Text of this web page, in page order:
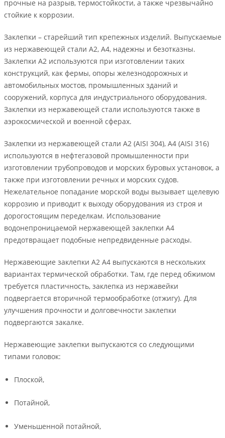
прочные на разрыв, термостойкости, а также чрезвычайно
стойкие к коррозии.
Заклепки – старейший тип крепежных изделий. Выпускаемые
из нержавеющей стали А2, А4, надежны и безотказны.
Заклепки А2 используются при изготовлении таких
конструкций, как фермы, опоры железнодорожных и
автомобильных мостов, промышленных зданий и
сооружений, корпуса для индустриального оборудования.
Заклепки из нержавеющей стали используются также в
аэрокосмической и военной сферах.
Заклепки из нержавеющей стали А2 (AISI 304), А4 (AISI 316)
используются в нефтегазовой промышленности при
изготовлении трубопроводов и морских буровых установок, а
также при изготовлении речных и морских судов.
Нежелательное попадание морской воды вызывает щелевую
коррозию и приводит к выходу оборудования из строя и
дорогостоящим переделкам. Использование
водонепроницаемой нержавеющей заклепки А4
предотвращает подобные непредвиденные расходы.
Нержавеющие заклепки А2 А4 выпускаются в нескольких
вариантах термической обработки. Там, где перед обжимом
требуется пластичность, заклепка из нержавейки
подвергается вторичной термообработке (отжигу). Для
улучшения прочности и долговечности заклепки
подвергаются закалке.
Нержавеющие заклепки выпускаются со следующими
типами головок:
Плоской,
Потайной,
Уменьшенной потайной,